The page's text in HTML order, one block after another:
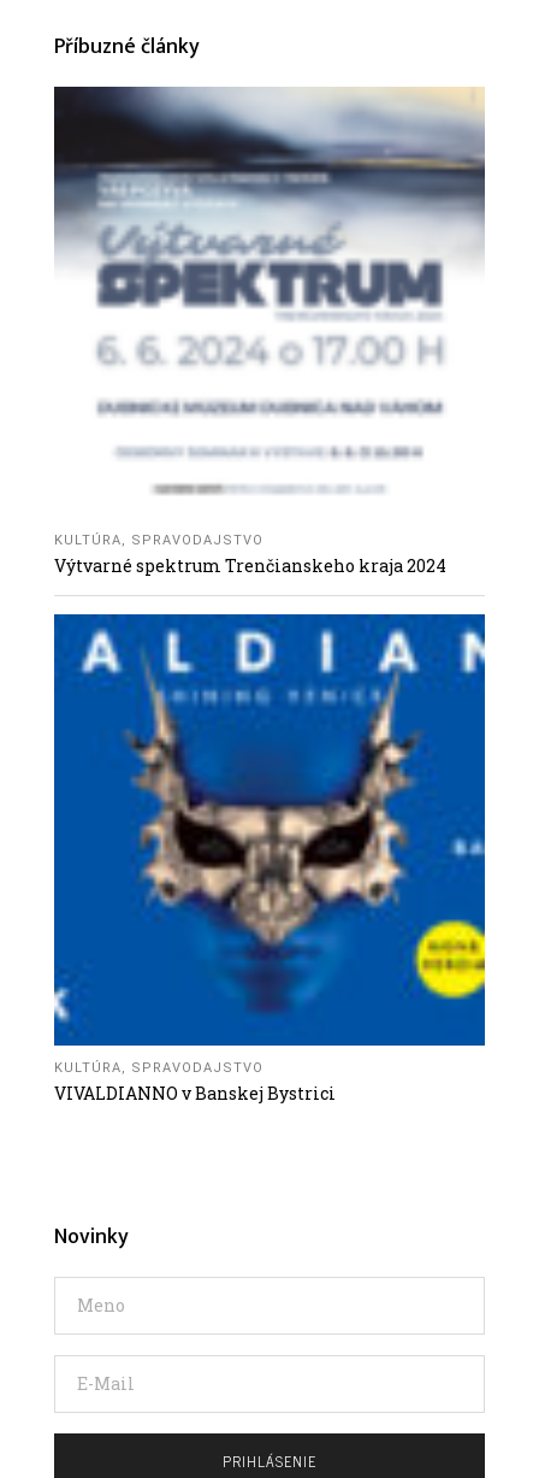
Příbuzné články
KULTÚRA, SPRAVODAJSTVO
Výtvarné spektrum Trenčianskeho kraja 2024
KULTÚRA, SPRAVODAJSTVO
VIVALDIANNO v Banskej Bystrici
Novinky